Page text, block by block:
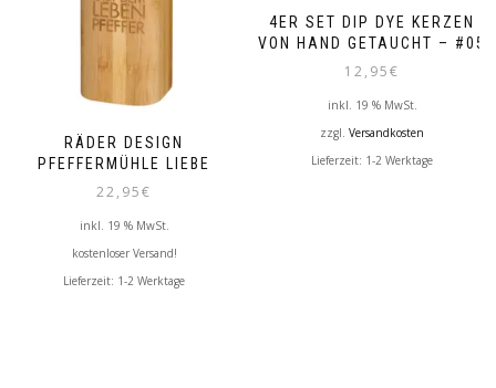
RÄDER DESIGN
PFEFFERMÜHLE LIEBE
22,95€
inkl. 19 % MwSt.
kostenloser Versand!
Lieferzeit: 1-2 Werktage
4ER SET DIP DYE KERZEN
VON HAND GETAUCHT – #05
12,95€
inkl. 19 % MwSt.
zzgl. Versandkosten
Lieferzeit: 1-2 Werktage